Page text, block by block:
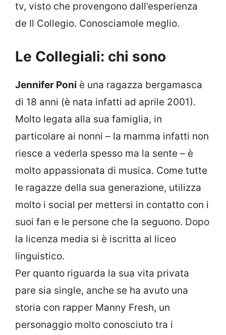
tv, visto che provengono dall’esperienza
de Il Collegio. Conosciamole meglio.
Le Collegiali: chi sono
Jennifer Poni è una ragazza bergamasca
di 18 anni (è nata infatti ad aprile 2001).
Molto legata alla sua famiglia, in
particolare ai nonni – la mamma infatti non
riesce a vederla spesso ma la sente – è
molto appassionata di musica. Come tutte
le ragazze della sua generazione, utilizza
molto i social per mettersi in contatto con i
suoi fan e le persone che la seguono. Dopo
la licenza media si è iscritta al liceo
linguistico.
Per quanto riguarda la sua vita privata
pare sia single, anche se ha avuto una
storia con rapper Manny Fresh, un
personaggio molto conosciuto tra i